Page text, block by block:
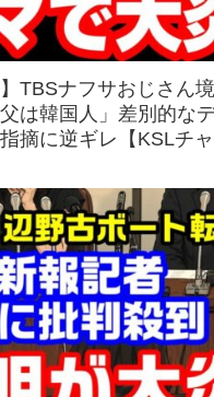
】TBSナフサおじさん
は韓国人」差別的な
摘に逆ギレ【KSLチャ